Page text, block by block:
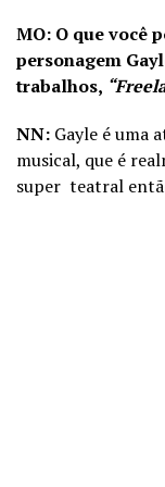
MO: O que você
personagem
trabalhos,
NN: Gayle é uma
musical, que é
super teatral